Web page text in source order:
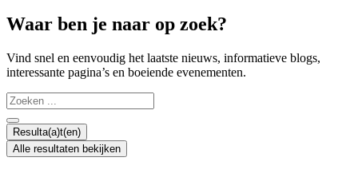
Waar ben je naar op zoek?
Vind snel en eenvoudig het laatste nieuws, informatieve blogs,
interessante pagina’s en boeiende evenementen.
Search
...
Resulta(a)t(en)
Alle resultaten bekijken